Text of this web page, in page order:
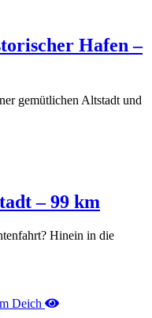
Hafen –
gemütlichen Altstadt und
– 99 km
Hinein in die